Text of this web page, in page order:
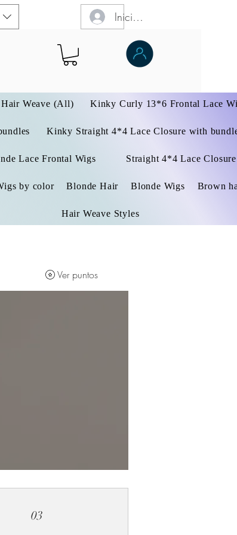
Iniciar sesión
Weave (All) Kinky Curly 13*6 Frontal Lace
Kinky Straight 4*4 Lace Closure with
Lace Frontal Wigs Straight 4*4 Lace Closure
by color Blonde Hair Blonde Wigs Brown
Hair Weave Styles
Ver puntos
03